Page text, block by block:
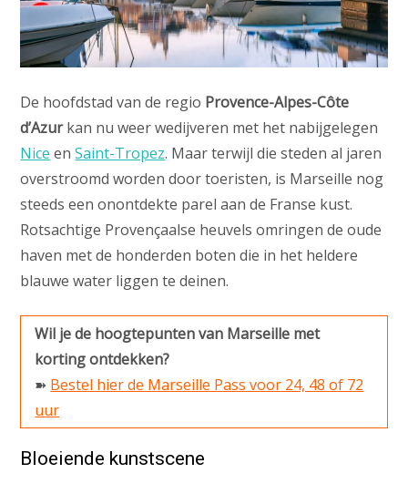
De hoofdstad van de regio Provence-Alpes-Côte
d’Azurkan nu weer wedijveren met het nabijgelegen
Nice enSaint-Tropez. Maar terwijl die steden al jaren
overstroomd worden door toeristen, is Marseille nog
steeds een onontdekte parel aan de Franse kust.
Rotsachtige Provençaalse heuvels omringen de oude
haven met de honderden boten die in het heldere
blauwe water liggen te deinen.
Wil je de hoogtepunten van Marseille met
korting ontdekken?
➽ Bestel hier de Marseille Pass voor 24, 48 of 72
uur
Bloeiende kunstscene